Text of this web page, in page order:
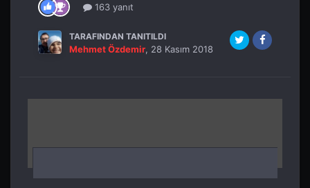
163 yanıt
TARAFINDAN TANITILDI
Mehmet Özdemir, 28 Kasım 2018